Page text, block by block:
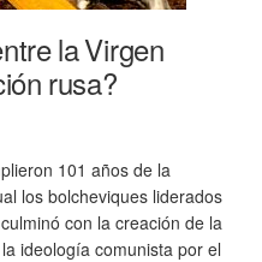
la Virgen
rusa?
101 años de la
los bolcheviques liderados
con la creación de la
ideología comunista por el